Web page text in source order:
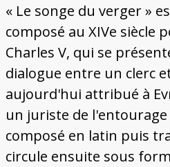
« Le songe du verger »
composé au XIVe siècle
Charles V, qui se
dialogue entre un clerc
aujourd'hui attribué à
un juriste de l'entourage
composé en latin puis
circule ensuite sous